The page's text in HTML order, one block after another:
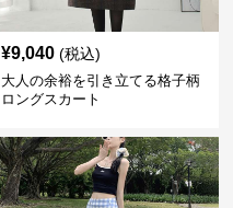
¥9,040 (税込)
大人の余裕を引き立てる格子柄
ロングスカート